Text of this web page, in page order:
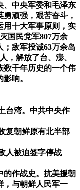
、中央军委和毛泽东
顽强，艰苦奋斗，
用十大军事原则，实
国民党军807万余
；敌军投诚63万余岛
，解放了台、澎、
数千年历史的一个伟
响。
台湾。中共中央作
复朝鲜原有北半部
人被迫签字停战
的作战史。抗美援朝
，与朝鲜人民军一